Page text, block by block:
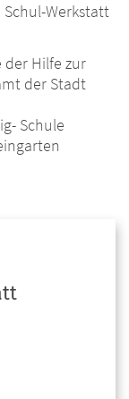
Werkstatt
der Hilfe zur
der Stadt
Schule